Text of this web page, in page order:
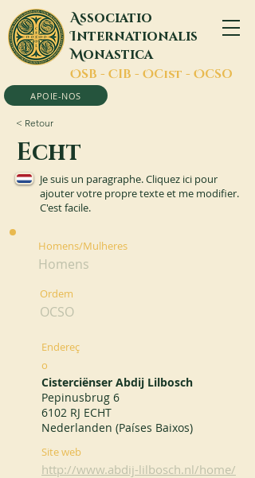
Associatio
Internationalis
Monastica
OSB - CIB - OCist - OCSO
APOIE-NOS
< Retour
Echt
Je suis un paragraphe. Cliquez ici pour
ajouter votre propre texte et me modifier.
C'est facile.
Homens/Mulheres
Homens
Ordem
OCSO
Endereç
o
Cisterciënser Abdij Lilbosch
Pepinusbrug 6
6102 RJ ECHT
Nederlanden (Países Baixos)
Site web
http://www.abdij-lilbosch.nl/home/